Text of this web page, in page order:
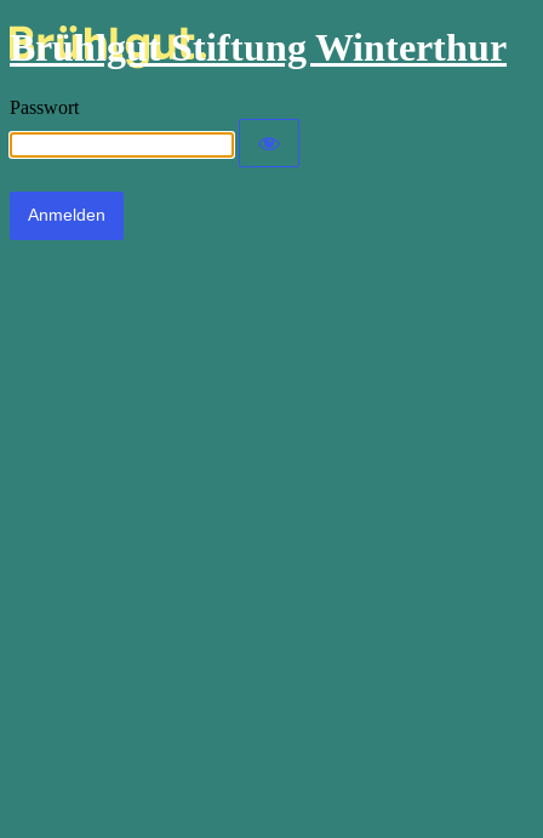
Brühlgut Stiftung Winterthur
Passwort